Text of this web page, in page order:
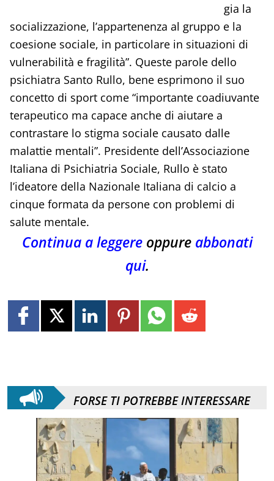
gia la
socializzazione, l’appartenenza al gruppo e la
coesione sociale, in particolare in situazioni di
vulnerabilità e fragilità”. Queste parole dello
psichiatra Santo Rullo, bene esprimono il suo
concetto di sport come “importante coadiuvante
terapeutico ma capace anche di aiutare a
contrastare lo stigma sociale causato dalle
malattie mentali”. Presidente dell’Associazione
Italiana di Psichiatria Sociale, Rullo è stato
l’ideatore della Nazionale Italiana di calcio a
cinque formata da persone con problemi di
salute mentale.
Continua a leggereoppure abbonati
qui.
FORSE TI POTREBBE INTERESSARE